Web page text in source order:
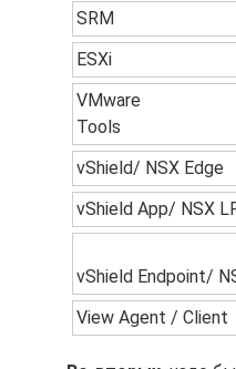
SRM
ESXi
VMware
Tools
vShield/ NSX Edge
vShield App/ NSX
vShield Endpoint/
View Agent / Client